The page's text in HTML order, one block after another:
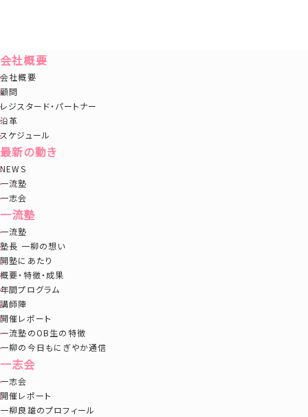
会社概要
会社概要
顧問
レジスタード・パートナー
沿革
スケジュール
最新の動き
NEWS
一流塾
一志会
一流塾
一流塾
塾長 一柳の想い
開塾にあたり
概要・特徴・成果
年間プログラム
講師陣
開催レポート
一流塾のOB生の特徴
一柳の今日もにぎやか通信
一志会
一志会
開催レポート
一柳良雄のプロフィール